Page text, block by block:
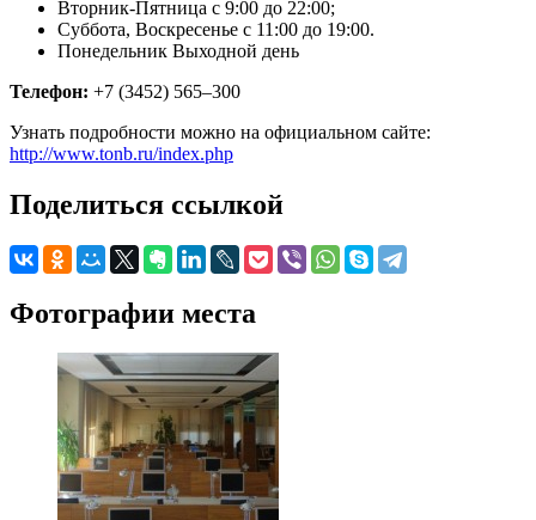
Вторник-Пятница с 9:00 до 22:00;
Суббота, Воскресенье с 11:00 до 19:00.
Понедельник Выходной день
Телефон: +7 (3452) 565–300
Узнать подробности можно на официальном сайте:
http://www.tonb.ru/index.php
Поделиться ссылкой
Фотографии места